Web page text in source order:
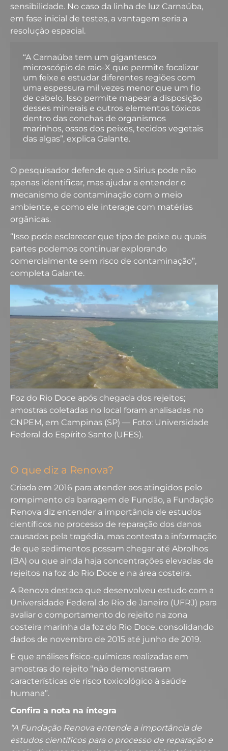
sensibilidade. No caso da linha de luz Carnaúba,
em fase inicial de testes, a vantagem seria a
resolução espacial.
“A Carnaúba tem um gigantesco
microscópio de raio-X que permite focalizar
um feixe e estudar diferentes regiões com
uma espessura mil vezes menor que um fio
de cabelo. Isso permite mapear a disposição
desses minerais e outros elementos tóxicos
dentro das conchas de organismos
marinhos, ossos dos peixes, tecidos vegetais
das algas”, explica Galante.
O pesquisador defende que o Sirius pode não
apenas identificar, mas ajudar a entender o
mecanismo de contaminação com o meio
ambiente, e como ele interage com matérias
orgânicas.
“Isso pode esclarecer que tipo de peixe ou quais
partes podemos continuar explorando
comercialmente sem risco de contaminação”,
completa Galante.
Foz do Rio Doce após chegada dos rejeitos;
amostras coletadas no local foram analisadas no
CNPEM, em Campinas (SP) — Foto: Universidade
Federal do Espírito Santo (UFES).
O que diz a Renova?
Criada em 2016 para atender aos atingidos pelo
rompimento da barragem de Fundão, a Fundação
Renova diz entender a importância de estudos
científicos no processo de reparação dos danos
causados pela tragédia, mas contesta a informação
de que sedimentos possam chegar até Abrolhos
(BA) ou que ainda haja concentrações elevadas de
rejeitos na foz do Rio Doce e na área costeira.
A Renova destaca que desenvolveu estudo com a
Universidade Federal do Rio de Janeiro (UFRJ) para
avaliar o comportamento do rejeito na zona
costeira marinha da foz do Rio Doce, consolidando
dados de novembro de 2015 até junho de 2019.
E que análises físico-químicas realizadas em
amostras do rejeito “não demonstraram
características de risco toxicológico à saúde
humana”.
Confira a nota na íntegra
“A Fundação Renova entende a importância de
estudos científicos para o processo de reparação e